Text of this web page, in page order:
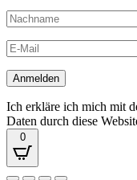
Ich erkläre ich mich mit
Daten durch diese
0